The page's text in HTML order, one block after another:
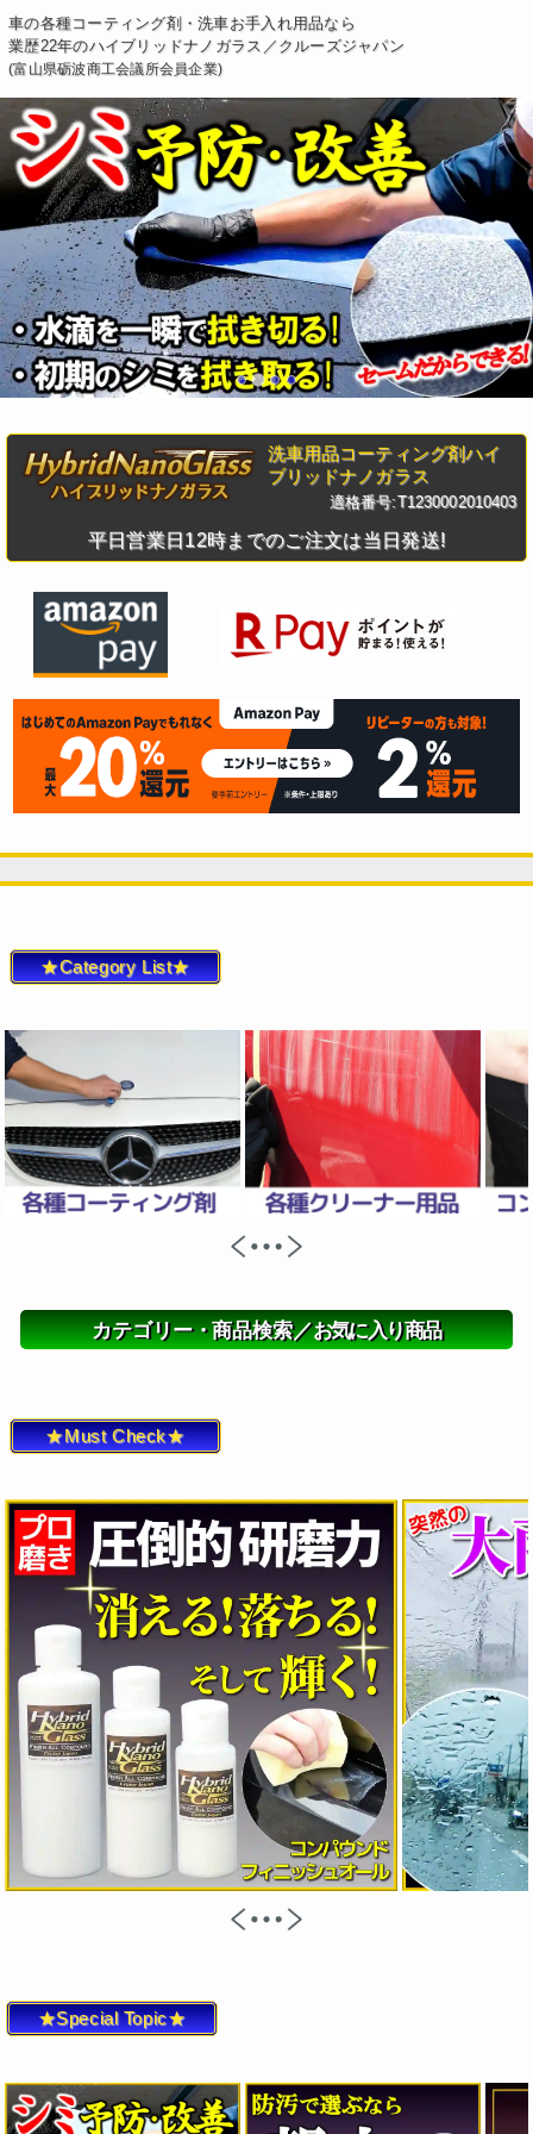
車の各種コーティング剤・洗車お手入れ用品なら
業歴22年のハイブリッドナノガラス／クルーズジャパン
(富山県砺波商工会議所会員企業)
洗車用品コーティング剤ハイ
ブリッドナノガラス
適格番号:T1230002010403
平日営業日12時までのご注文は当日発送!
★Category List★
カテゴリー・商品検索／お気に入り商品
★Must Check★
★Special Topic★